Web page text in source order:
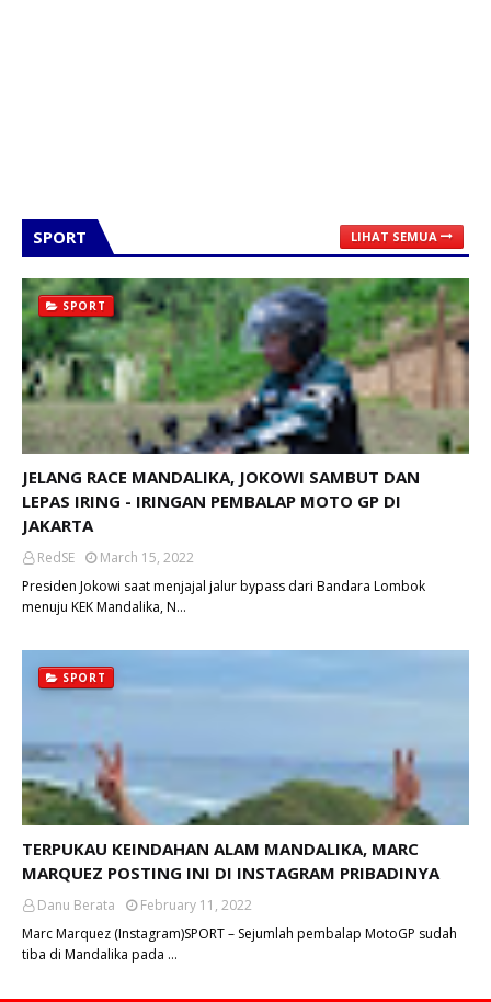
SPORT LIHAT SEMUA
SPORT
JELANG RACE MANDALIKA, JOKOWI SAMBUT DAN
LEPAS IRING - IRINGAN PEMBALAP MOTO GP DI
JAKARTA
RedSE
March 15, 2022
Presiden Jokowi saat menjajal jalur bypass dari Bandara Lombok
menuju KEK Mandalika, N…
SPORT
TERPUKAU KEINDAHAN ALAM MANDALIKA, MARC
MARQUEZ POSTING INI DI INSTAGRAM PRIBADINYA
Danu Berata
February 11, 2022
Marc Marquez (Instagram)SPORT – Sejumlah pembalap MotoGP sudah
tiba di Mandalika pada …